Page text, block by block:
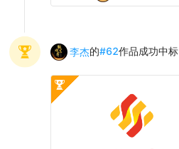
李杰的#62作品成功中标